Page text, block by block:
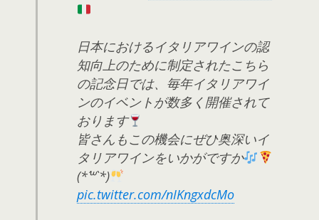
日本におけるイタリアワインの認
知向上のために制定されたこちら
の記念日では、毎年イタリアワイ
ンのイベントが数多く開催されて
おります
皆さんもこの機会にぜひ奥深いイ
タリアワインをいかがですか
(*´꒳`*)
pic.twitter.com/nIKngxdcMo